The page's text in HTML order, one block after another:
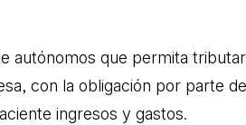
autónomos que permita
con la obligación por parte de
ingresos y gastos.